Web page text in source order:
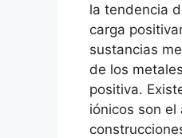
la tendencia
carga
sustancias
de los
positiva.
iónicos son